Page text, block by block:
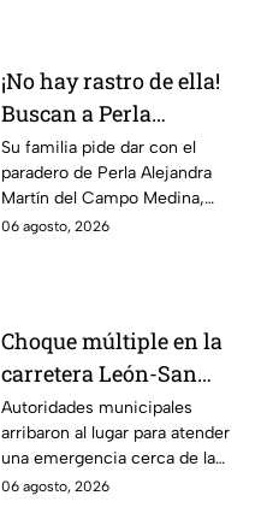
¡No hay rastro de ella!
Buscan a Perla
Alejandra Martín del
Campo Medina,
desaparecida en
Guanajuato
Su familia pide dar con el
paradero de Perla Alejandra
Martín del Campo Medina,
quien fue vista por última vez
06 agosto, 2026
Choque múltiple en la
carretera León-San
Francisco del Rincón;
deja una persona sin
vid4
Autoridades municipales
arribaron al lugar para atender
una emergencia cerca de la
comunidad de La Mora.
06 agosto, 2026